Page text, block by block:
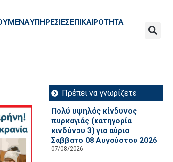
ΥΠΗΡΕΣΙΕΣΕΠΙΚΑΙΡΟΤΗΤΑ
Πρέπει να γνωρίζετε
Πολύ υψηλός κίνδυνος
πυρκαγιάς (κατηγορία
κινδύνου 3) για αύριο
Σάββατο 08 Αυγούστου 2026
07/08/2026